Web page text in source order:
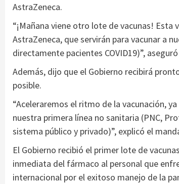
AstraZeneca.
“¡Mañana viene otro lote de vacunas! Esta
AstraZeneca, que servirán para vacunar a
directamente pacientes COVID19)”,
Además, dijo que el Gobierno recibirá
posible.
“Aceleraremos el ritmo de la vacunación,
nuestra primera línea no sanitaria (PNC,
sistema público y privado)”, explicó el
El Gobierno recibió el primer lote de
inmediata del fármaco al personal que
internacional por el exitoso manejo de la